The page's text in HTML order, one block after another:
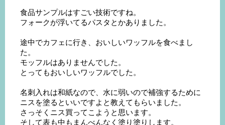
食品サンプルはすごい技術ですね。
フォークが浮いてるパスタとかありました。
途中でカフェに行き、おいしいワッフルを食べまし
た。
モッフルはありませんでした。
とってもおいしいワッフルでした。
名刺入れは和紙なので、水に弱いので補強するために
ニスを塗るといいですよと教えてもらいました。
さっそくニス買ってこようと思います。
そして表も中もまんべんなく塗り塗りします。